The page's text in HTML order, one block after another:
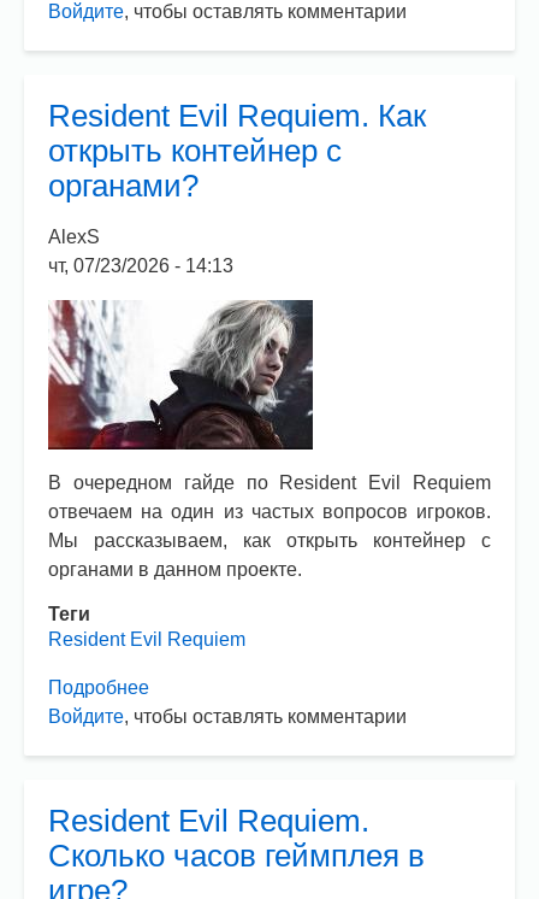
007
лежат
сохранения?
Войдите, чтобы оставлять комментарии
Resident Evil Requiem. Как
открыть контейнер с
органами?
AlexS
чт, 07/23/2026 - 14:13
В очередном гайде по Resident Evil Requiem
отвечаем на один из частых вопросов игроков.
Мы рассказываем, как открыть контейнер с
органами в данном проекте.
Теги
Resident Evil Requiem
Подробнее
Resident
открыть
контейнер
Войдите, чтобы оставлять комментарии
Resident Evil Requiem.
Сколько часов геймплея в
игре?